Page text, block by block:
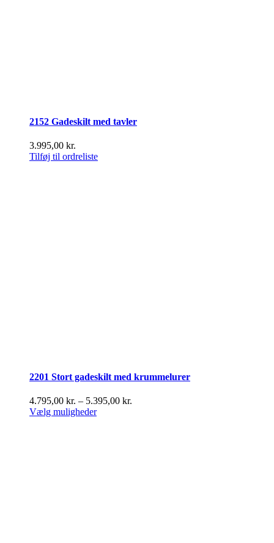
2152 Gadeskilt med tavler
3.995,00 kr.
Tilføj til ordreliste
2201 Stort gadeskilt med krummelurer
4.795,00 kr. – 5.395,00 kr.
Vælg mulighederDette